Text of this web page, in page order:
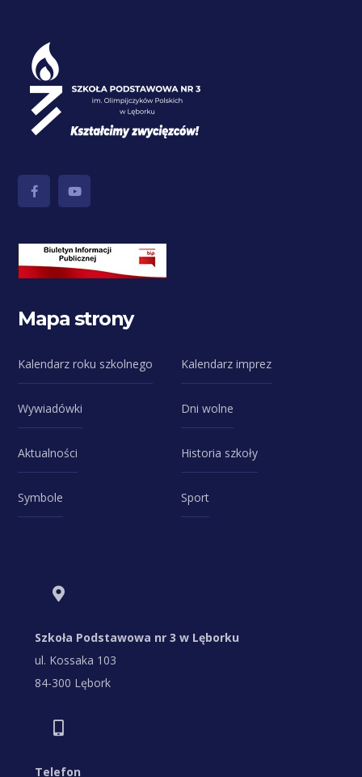
Mapa strony
Kalendarz roku szkolnego Kalendarz imprez
Wywiadówki Dni wolne
Aktualności Historia szkoły
Symbole Sport
Szkoła Podstawowa nr 3 w Lęborku
ul. Kossaka 103
84-300 Lębork
Telefon